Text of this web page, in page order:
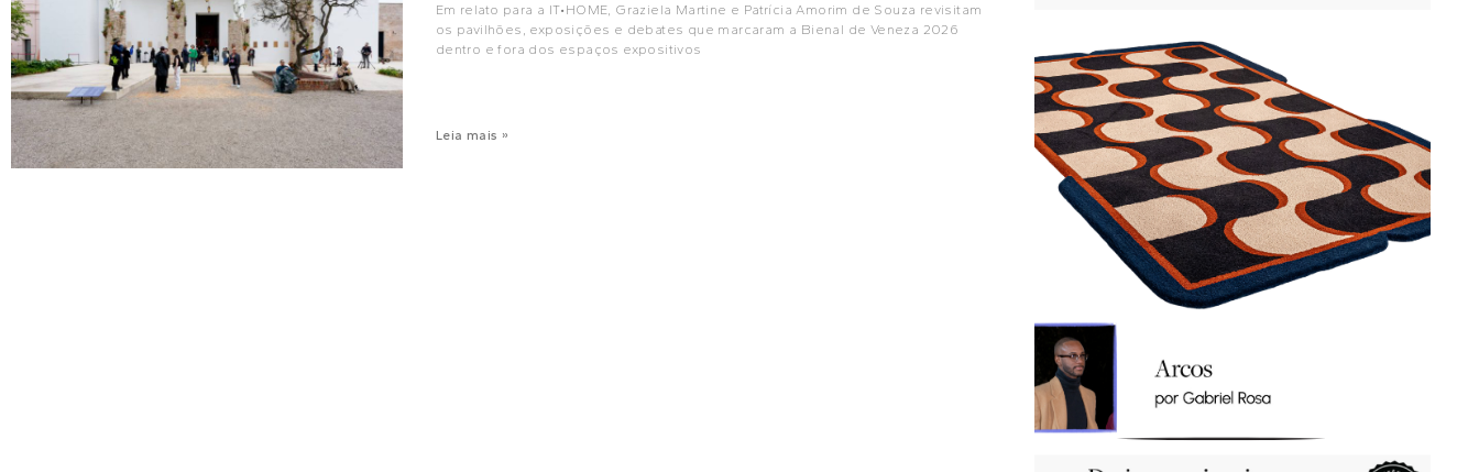
Em relato para a IT•HOME, Graziela Martine e Patrícia Amorim de Souza revisitam
os pavilhões, exposições e debates que marcaram a Bienal de Veneza 2026
dentro e fora dos espaços expositivos
Leia mais »